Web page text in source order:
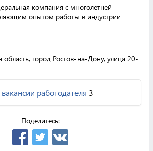
компания с многолетней
опытом работы в индустрии
область, город Ростов-на-Дону, улица 20-
вакансии работодателя 3
Поделитесь: